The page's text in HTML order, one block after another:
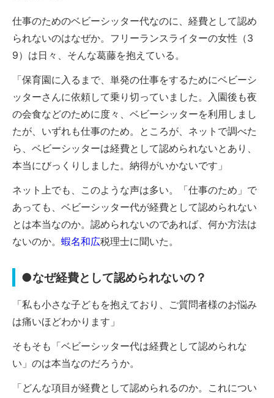
仕事のためのベビーシッター代なのに、経費として認め
られないのはなぜか。フリーランスライターの女性（3
9）は日々、そんな葛藤を抱えている。
「保育園に入るまで、単発の仕事をするためにベビーシ
ッターさんに依頼して乗り切っていました。入園後も夜
の会食などのために度々、ベビーシッターを利用しまし
たが、いずれも仕事のため。ところが、ネットで調べた
ら、ベビーシッターは経費として認められないとあり、
本当にびっくりしました。納得がいかないです」
ネット上でも、このような声は多い。「仕事のため」で
あっても、ベビーシッター代が経費として認められない
とは本当なのか。認められないのであれば、何か方法は
ないのか。 蝦名和広税理士に聞いた。
●なぜ経費として認められないの？
「私も小さな子どもを抱えており、ご質問者様のお悩み
は痛いほどわかります」
そもそも「ベビーシッター代は経費として認められな
い」のは本当なのだろうか。
「どんな項目が経費として認められるのか。これについ